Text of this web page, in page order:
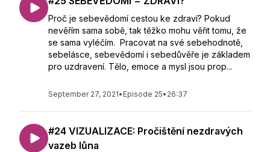
Proč je sebevědomí cestou ke zdraví? Pokud
nevěřím sama sobě, tak těžko mohu věřit tomu, že
se sama vyléčím. Pracovat na své sebehodnotě,
sebelásce, sebevědomí i sebedůvěře je základem
pro uzdravení. Tělo, emoce a mysl jsou prop...
September 27, 2021• Episode 25• 26:37
#24 VIZUALIZACE: Pročištění nezdravých
vazeb lůna